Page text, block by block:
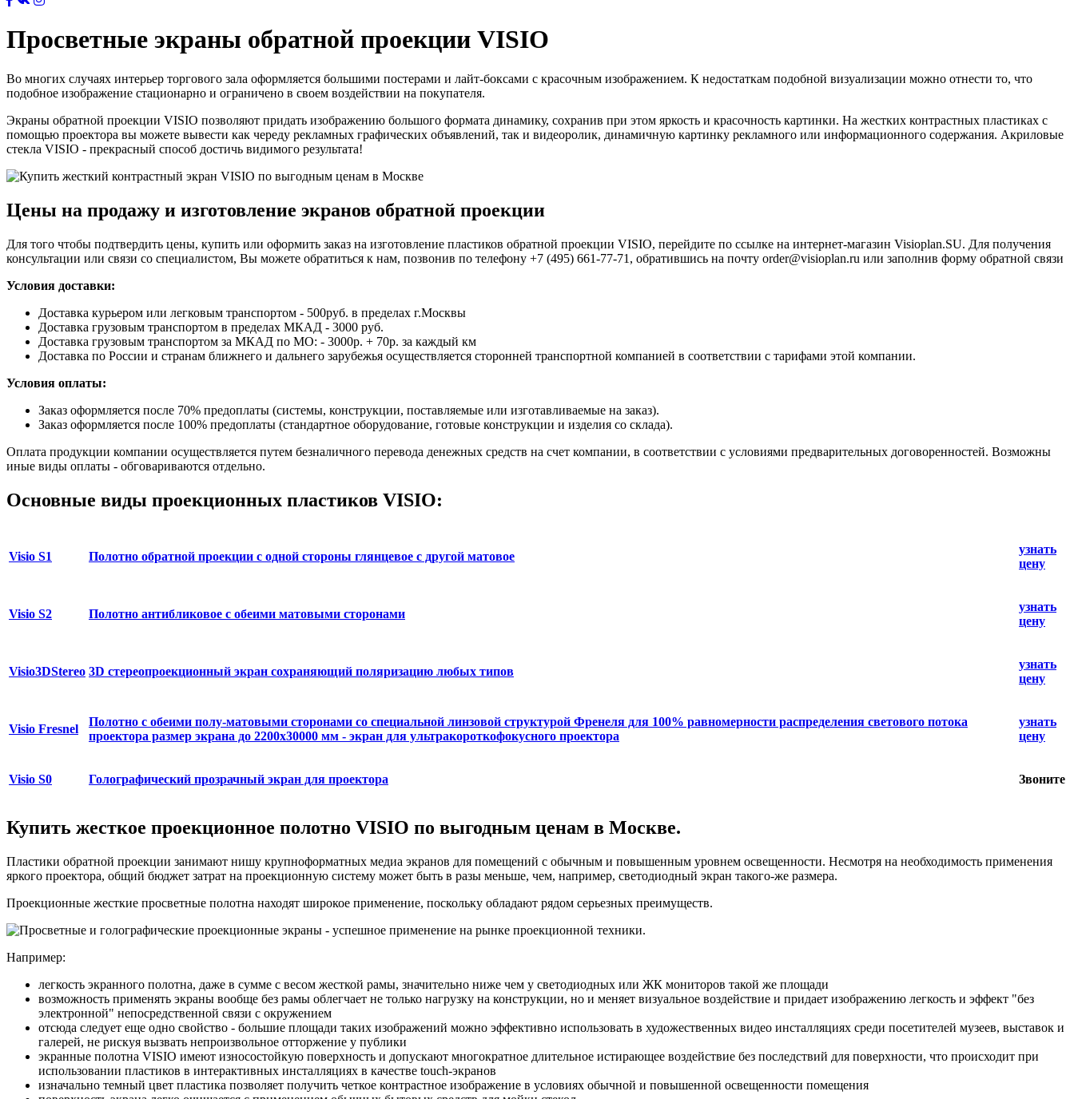
Просветные экраны обратной проекции VISIO
Во многих случаях интерьер торгового зала оформляется большими постерами и лайт-боксами с красочным изображением. К недостаткам подобной визуализации можно отнести то, что
подобное изображение стационарно и ограничено в своем воздействии на покупателя.
Экраны обратной проекции VISIO позволяют придать изображению большого формата динамику, сохранив при этом яркость и красочность картинки. На жестких контрастных пластиках с
помощью проектора вы можете вывести как череду рекламных графических объявлений, так и видеоролик, динамичную картинку рекламного или информационного содержания. Акриловые
стекла VISIO - прекрасный способ достичь видимого результата!
Цены на продажу и изготовление экранов обратной проекции
Для того чтобы подтвердить цены, купить или оформить заказ на изготовление пластиков обратной проекции VISIO, перейдите по ссылке на интернет-магазин Visioplan.SU. Для получения
консультации или связи со специалистом, Вы можете обратиться к нам, позвонив по телефону +7 (495) 661-77-71, обратившись на почту order@visioplan.ru или заполнив форму обратной связи
Условия доставки:
Доставка курьером или легковым транспортом - 500руб. в пределах г.Москвы
Доставка грузовым транспортом в пределах МКАД - 3000 руб.
Доставка грузовым транспортом за МКАД по МО: - 3000р. + 70р. за каждый км
Доставка по России и странам ближнего и дальнего зарубежья осуществляется сторонней транспортной компанией в соответствии с тарифами этой компании.
Условия оплаты:
Заказ оформляется после 70% предоплаты (системы, конструкции, поставляемые или изготавливаемые на заказ).
Заказ оформляется после 100% предоплаты (стандартное оборудование, готовые конструкции и изделия со склада).
Оплата продукции компании осуществляется путем безналичного перевода денежных средств на счет компании, в соответствии с условиями предварительных договоренностей. Возможны
иные виды оплаты - обговариваются отдельно.
Основные виды проекционных пластиков VISIO:
Visio S1 Полотно обратной проекции с одной стороны глянцевое с другой матовое
узнать
цену
Visio S2 Полотно антибликовое с обеими матовыми сторонами
узнать
цену
Visio3DStereo 3D стереопроекционный экран сохраняющий поляризацию любых типов
узнать
цену
Visio Fresnel
Полотно с обеими полу-матовыми сторонами со специальной линзовой структурой Френеля для 100% равномерности распределения светового потока
проектора размер экрана до 2200х30000 мм - экран для ультракороткофокусного проектора
узнать
цену
Visio S0 Голографический прозрачный экран для проектора Звоните
Купить жесткое проекционное полотно VISIO по выгодным ценам в Москве.
Пластики обратной проекции занимают нишу крупноформатных медиа экранов для помещений с обычным и повышенным уровнем освещенности. Несмотря на необходимость применения
яркого проектора, общий бюджет затрат на проекционную систему может быть в разы меньше, чем, например, светодиодный экран такого-же размера.
Проекционные жесткие просветные полотна находят широкое применение, поскольку обладают рядом серьезных преимуществ.
Например:
легкость экранного полотна, даже в сумме с весом жесткой рамы, значительно ниже чем у светодиодных или ЖК мониторов такой же площади
возможность применять экраны вообще без рамы облегчает не только нагрузку на конструкции, но и меняет визуальное воздействие и придает изображению легкость и эффект "без
электронной" непосредственной связи с окружением
отсюда следует еще одно свойство - большие площади таких изображений можно эффективно использовать в художественных видео инсталляциях среди посетителей музеев, выставок и
галерей, не рискуя вызвать непроизвольное отторжение у публики
экранные полотна VISIO имеют износостойкую поверхность и допускают многократное длительное истирающее воздействие без последствий для поверхности, что происходит при
использовании пластиков в интерактивных инсталляциях в качестве touch-экранов
изначально темный цвет пластика позволяет получить четкое контрастное изображение в условиях обычной и повышенной освещенности помещения